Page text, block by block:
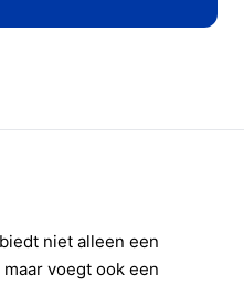
niet alleen een
voegt ook een